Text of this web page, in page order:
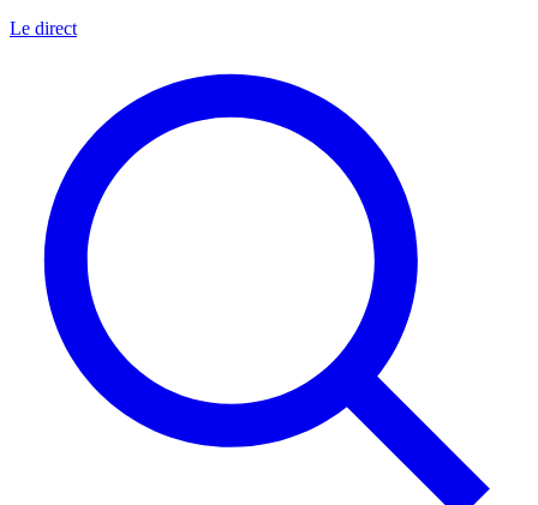
Le direct